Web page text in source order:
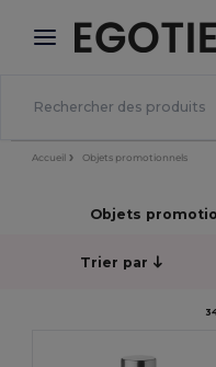
× Appli Egotier
Meilleurs prix sur
Accueil Objets promotionnels
Objets
Trier par